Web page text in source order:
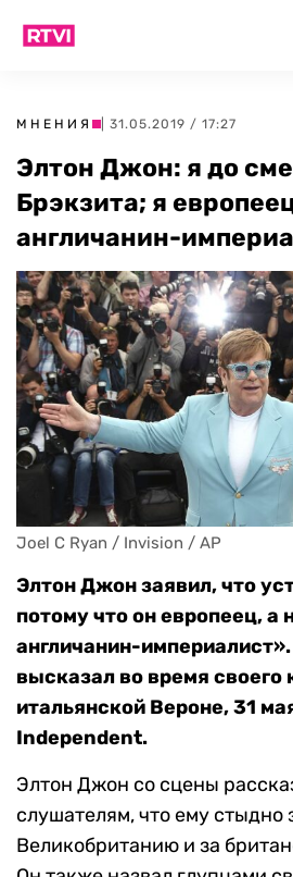
МНЕНИЯ | 31.05.2019 / 17:27
Элтон Джон: я до
Брэкзита; я
англичанин-
Joel C Ryan / Invision / AP
Элтон Джон заявил, что
потому что он европеец, а
англичанин-
высказал во время своего
итальянской Вероне, 31
Independent.
Элтон Джон со сцены
слушателям, что ему стыдно
Великобританию и за